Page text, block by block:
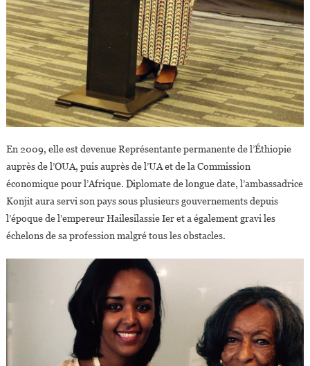
En 2009, elle est devenue Représentante permanente de l’Éthiopie
auprès de l’OUA, puis auprès de l’UA et de la Commission
économique pour l’Afrique. Diplomate de longue date, l’ambassadrice
Konjit aura servi son pays sous plusieurs gouvernements depuis
l’époque de l’empereur Hailesilassie Ier et a également gravi les
échelons de sa profession malgré tous les obstacles.